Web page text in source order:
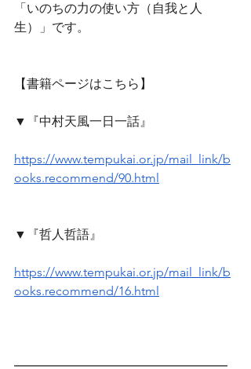
「いのちの力の使い方（自我と人
生）」です。
【書籍ページはこちら】
▼『中村天風一日一話』
https://www.tempukai.or.jp/mail_link/b
ooks.recommend/90.html
▼『哲人哲語』
https://www.tempukai.or.jp/mail_link/b
ooks.recommend/16.html